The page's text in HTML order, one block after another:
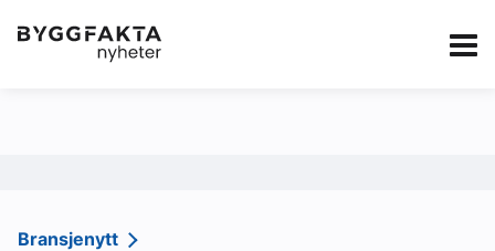
Kategorier Jobbmarkedet Annonsere i
Redaksjonen
Bransjenytt